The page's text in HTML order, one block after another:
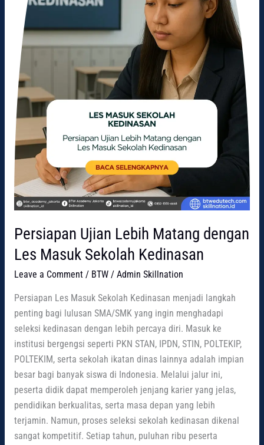
Persiapan Ujian Lebih Matang dengan
Les Masuk Sekolah Kedinasan
Leave a Comment / BTW/ Admin Skillnation
Persiapan Les Masuk Sekolah Kedinasan menjadi langkah
penting bagi lulusan SMA/SMK yang ingin menghadapi
seleksi kedinasan dengan lebih percaya diri. Masuk ke
institusi bergengsi seperti PKN STAN, IPDN, STIN, POLTEKIP,
POLTEKIM, serta sekolah ikatan dinas lainnya adalah impian
besar bagi banyak siswa di Indonesia. Melalui jalur ini,
peserta didik dapat memperoleh jenjang karier yang jelas,
pendidikan berkualitas, serta masa depan yang lebih
terjamin. Namun, proses seleksi sekolah kedinasan dikenal
sangat kompetitif. Setiap tahun, puluhan ribu peserta
Masuk
Sekolah
Kedinasan